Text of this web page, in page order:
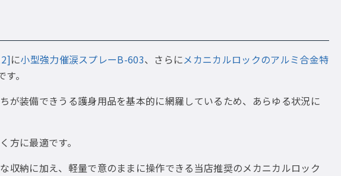
に小型強力催涙スプレーB-603、さらにメカニカルロックのアルミ合金特
。
が装備できうる護身用品を基本的に網羅しているため、あらゆる状況に
方に最適です。
収納に加え、軽量で意のままに操作できる当店推奨のメカニカルロック